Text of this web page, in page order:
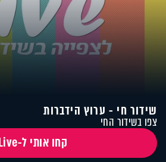
שידור חי - ערוץ הידברות
צפו בשידור החי
קחו אותי ל-Live